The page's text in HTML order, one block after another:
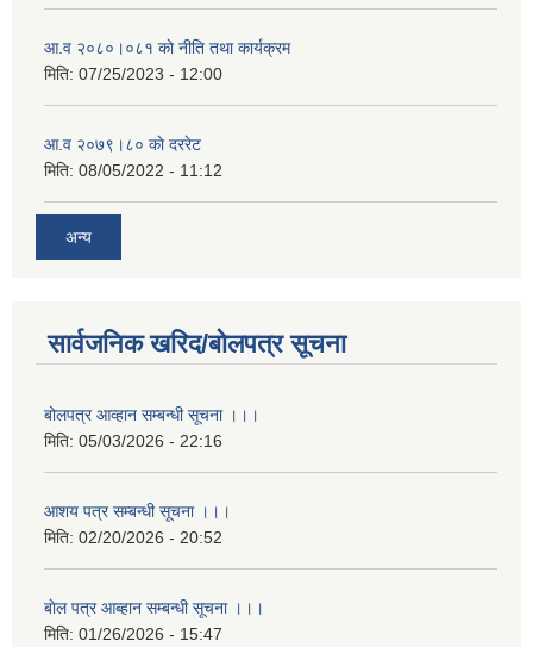
आ.व २०८०।०८१ काे नीति तथा कार्यक्रम
मिति: 07/25/2023 - 12:00
आ.व २०७९।८० काे दररेट
मिति: 08/05/2022 - 11:12
अन्य
सार्वजनिक खरिद/बोलपत्र सूचना
बोलपत्र आव्हान सम्बन्धी सूचना ।।।
मिति: 05/03/2026 - 22:16
आशय पत्र सम्बन्धी सूचना ।।।
मिति: 02/20/2026 - 20:52
बाेल पत्र आब्हान सम्बन्धी सूचना ।।।
मिति: 01/26/2026 - 15:47